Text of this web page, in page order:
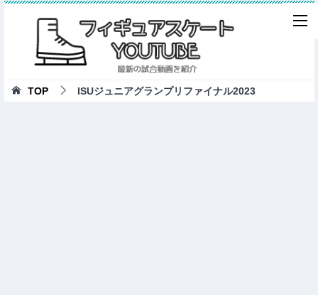
TOP ISUジュニアグランプリファイナル2023